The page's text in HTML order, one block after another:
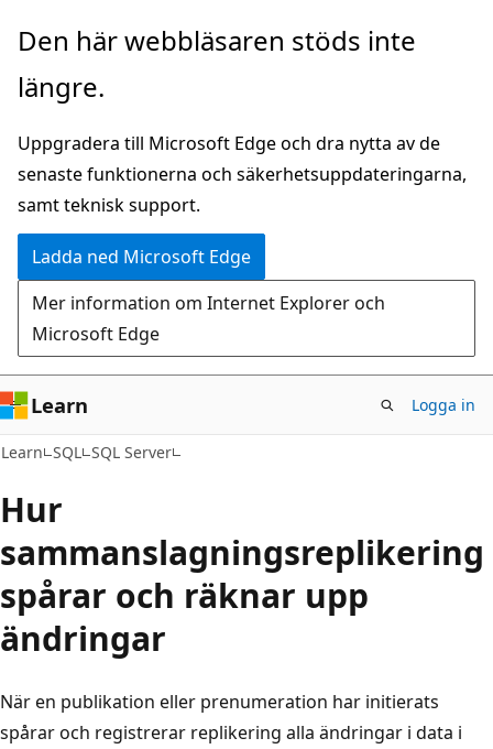
Hoppa
huvudinnehåll
Den här webbläsaren stöds inte
längre.
Uppgradera till Microsoft Edge och dra nytta av de
senaste funktionerna och säkerhetsuppdateringarna,
samt teknisk support.
Ladda ned Microsoft Edge
Mer information om Internet Explorer och
Microsoft Edge
Learn Logga in
Learn SQL SQL Server
Hur
sammanslagningsreplikering
spårar och räknar upp
ändringar
När en publikation eller prenumeration har initierats
spårar och registrerar replikering alla ändringar i data i